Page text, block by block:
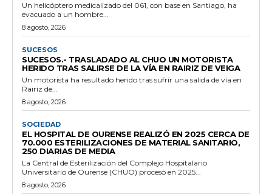
Un helicóptero medicalizado del 061, con base en Santiago, ha
evacuado a un hombre...
8 agosto, 2026
SUCESOS
SUCESOS.- TRASLADADO AL CHUO UN MOTORISTA
HERIDO TRAS SALIRSE DE LA VÍA EN RAIRIZ DE VEIGA
Un motorista ha resultado herido tras sufrir una salida de vía en
Rairiz de...
8 agosto, 2026
SOCIEDAD
EL HOSPITAL DE OURENSE REALIZÓ EN 2025 CERCA DE
70.000 ESTERILIZACIONES DE MATERIAL SANITARIO,
250 DIARIAS DE MEDIA
La Central de Esterilización del Complejo Hospitalario
Universitario de Ourense (CHUO) procesó en 2025...
8 agosto, 2026